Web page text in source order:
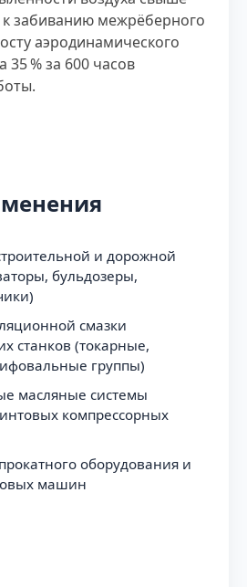
к забиванию межрёберного
аэродинамического
35 % за 600 часов
и дорожной
бульдозеры,
смазки
станков (токарные,
группы)
масляные системы
компрессорных
оборудования и
машин